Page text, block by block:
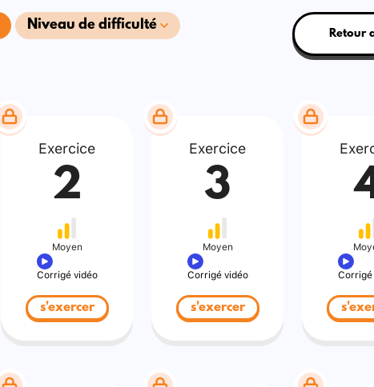
Niveau de difficulté
Retour
Exercice
2
Moyen
Corrigé vidéo
s'exercer
Exercice
3
Moyen
Corrigé vidéo
s'exercer